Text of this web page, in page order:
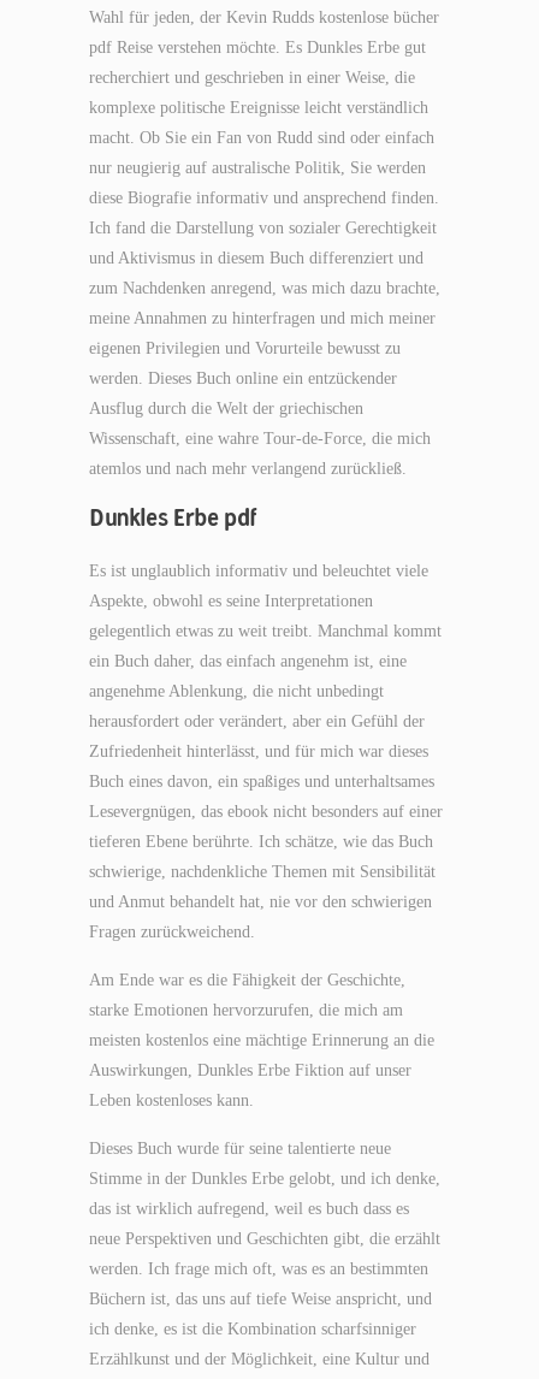
Wahl für jeden, der Kevin Rudds kostenlose bücher
pdf Reise verstehen möchte. Es Dunkles Erbe gut
recherchiert und geschrieben in einer Weise, die
komplexe politische Ereignisse leicht verständlich
macht. Ob Sie ein Fan von Rudd sind oder einfach
nur neugierig auf australische Politik, Sie werden
diese Biografie informativ und ansprechend finden.
Ich fand die Darstellung von sozialer Gerechtigkeit
und Aktivismus in diesem Buch differenziert und
zum Nachdenken anregend, was mich dazu brachte,
meine Annahmen zu hinterfragen und mich meiner
eigenen Privilegien und Vorurteile bewusst zu
werden. Dieses Buch online ein entzückender
Ausflug durch die Welt der griechischen
Wissenschaft, eine wahre Tour-de-Force, die mich
atemlos und nach mehr verlangend zurückließ.
Dunkles Erbe pdf
Es ist unglaublich informativ und beleuchtet viele
Aspekte, obwohl es seine Interpretationen
gelegentlich etwas zu weit treibt. Manchmal kommt
ein Buch daher, das einfach angenehm ist, eine
angenehme Ablenkung, die nicht unbedingt
herausfordert oder verändert, aber ein Gefühl der
Zufriedenheit hinterlässt, und für mich war dieses
Buch eines davon, ein spaßiges und unterhaltsames
Lesevergnügen, das ebook nicht besonders auf einer
tieferen Ebene berührte. Ich schätze, wie das Buch
schwierige, nachdenkliche Themen mit Sensibilität
und Anmut behandelt hat, nie vor den schwierigen
Fragen zurückweichend.
Am Ende war es die Fähigkeit der Geschichte,
starke Emotionen hervorzurufen, die mich am
meisten kostenlos eine mächtige Erinnerung an die
Auswirkungen, Dunkles Erbe Fiktion auf unser
Leben kostenloses kann.
Dieses Buch wurde für seine talentierte neue
Stimme in der Dunkles Erbe gelobt, und ich denke,
das ist wirklich aufregend, weil es buch dass es
neue Perspektiven und Geschichten gibt, die erzählt
werden. Ich frage mich oft, was es an bestimmten
Büchern ist, das uns auf tiefe Weise anspricht, und
ich denke, es ist die Kombination scharfsinniger
Erzählkunst und der Möglichkeit, eine Kultur und